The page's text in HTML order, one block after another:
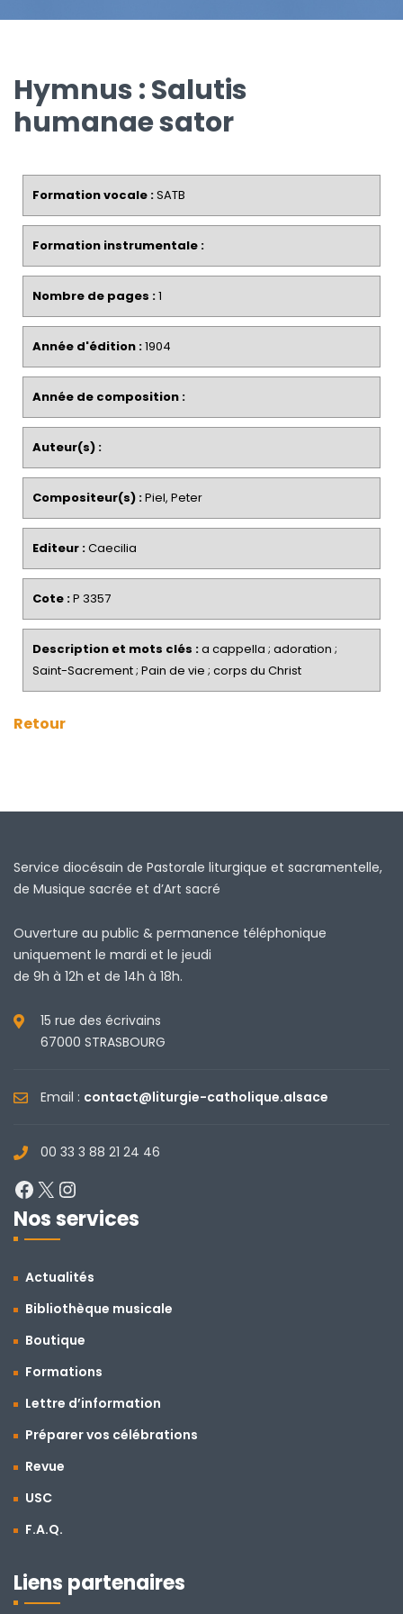
Hymnus : Salutis
humanae sator
Formation vocale :SATB
Formation instrumentale :
Nombre de pages :1
Année d'édition :1904
Année de composition :
Auteur(s) :
Compositeur(s) :Piel, Peter
Editeur :Caecilia
Cote :P 3357
Description et mots clés :a cappella ; adoration ;
Saint-Sacrement ; Pain de vie ; corps du Christ
Retour
Service diocésain de Pastorale liturgique et sacramentelle,
de Musique sacrée et d’Art sacré
Ouverture au public & permanence téléphonique
uniquement le mardi et le jeudi
de 9h à 12h et de 14h à 18h.
15 rue des écrivains
67000 STRASBOURG
Email : contact@liturgie-catholique.alsace
00 33 3 88 21 24 46
Facebook
X
Nos services
Actualités
Bibliothèque musicale
Boutique
Formations
Lettre d’information
Préparer vos célébrations
Revue
USC
F.A.Q.
Liens partenaires